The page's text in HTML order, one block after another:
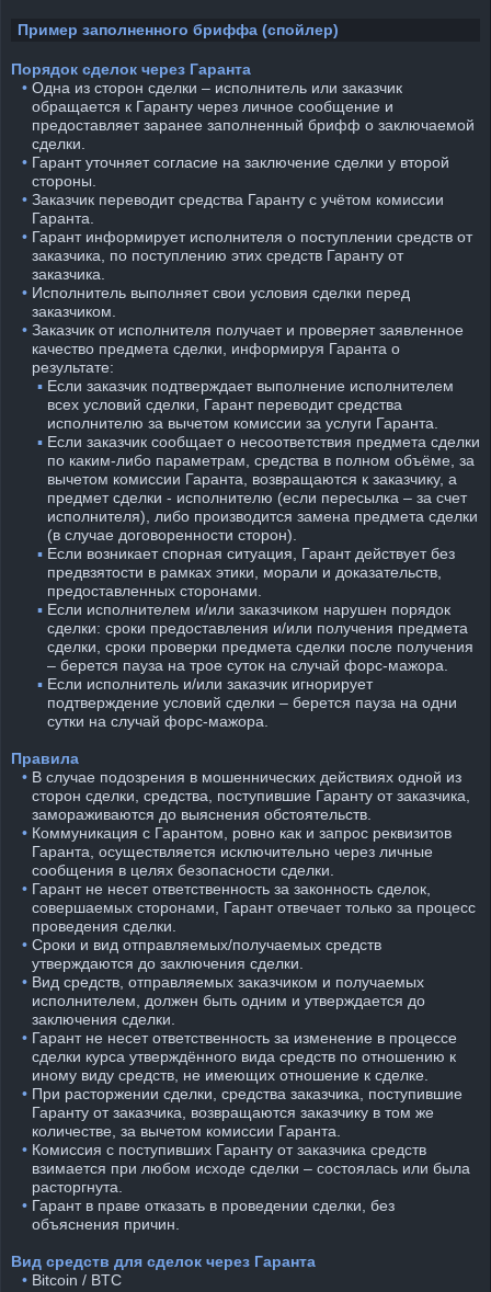
Пример заполненного бриффа (спойлер)
Порядок сделок через Гаранта
⠀• Одна из сторон сделки – исполнитель или заказчик
обращается к Гаранту через личное сообщение и
предоставляет заранее заполненный брифф о заключаемой
сделки.
⠀• Гарант уточняет согласие на заключение сделки у второй
стороны.
⠀• Заказчик переводит средства Гаранту с учётом комиссии
Гаранта.
⠀• Гарант информирует исполнителя о поступлении средств от
заказчика, по поступлению этих средств Гаранту от
заказчика.
⠀• Исполнитель выполняет свои условия сделки перед
заказчиком.
⠀• Заказчик от исполнителя получает и проверяет заявленное
качество предмета сделки, информируя Гаранта о
результате:
⠀ ▪︎ Если заказчик подтверждает выполнение исполнителем
всех условий сделки, Гарант переводит средства
исполнителю за вычетом комиссии за услуги Гаранта.
⠀ ▪︎ Если заказчик сообщает о несоответствия предмета сделки
по каким-либо параметрам, средства в полном объёме, за
вычетом комиссии Гаранта, возвращаются к заказчику, а
предмет сделки - исполнителю (если пересылка – за счет
исполнителя), либо производится замена предмета сделки
(в случае договоренности сторон).
⠀ ▪︎ Если возникает спорная ситуация, Гарант действует без
предвзятости в рамках этики, морали и доказательств,
предоставленных сторонами.
⠀ ▪︎ Если исполнителем и/или заказчиком нарушен порядок
сделки: сроки предоставления и/или получения предмета
сделки, сроки проверки предмета сделки после получения
– берется пауза на трое суток на случай форс-мажора.
⠀ ▪︎ Если исполнитель и/или заказчик игнорирует
подтверждение условий сделки – берется пауза на одни
сутки на случай форс-мажора.
Правила
⠀• В случае подозрения в мошеннических действиях одной из
сторон сделки, средства, поступившие Гаранту от заказчика,
замораживаются до выяснения обстоятельств.
⠀• Коммуникация с Гарантом, ровно как и запрос реквизитов
Гаранта, осуществляется исключительно через личные
сообщения в целях безопасности сделки.
⠀• Гарант не несет ответственность за законность сделок,
совершаемых сторонами, Гарант отвечает только за процесс
проведения сделки.
⠀• Сроки и вид отправляемых/получаемых средств
утверждаются до заключения сделки.
⠀• Вид средств, отправляемых заказчиком и получаемых
исполнителем, должен быть одним и утверждается до
заключения сделки.
⠀• Гарант не несет ответственность за изменение в процессе
сделки курса утверждённого вида средств по отношению к
иному виду средств, не имеющих отношение к сделке.
⠀• При расторжении сделки, средства заказчика, поступившие
Гаранту от заказчика, возвращаются заказчику в том же
количестве, за вычетом комиссии Гаранта.
⠀• Комиссия с поступивших Гаранту от заказчика средств
взимается при любом исходе сделки – состоялась или была
расторгнута.
⠀• Гарант в праве отказать в проведении сделки, без
объяснения причин.
Вид средств для сделок через Гаранта
⠀• Bitcoin / BTC